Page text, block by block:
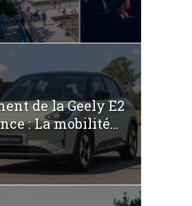
de la Geely E2
: La mobilité...